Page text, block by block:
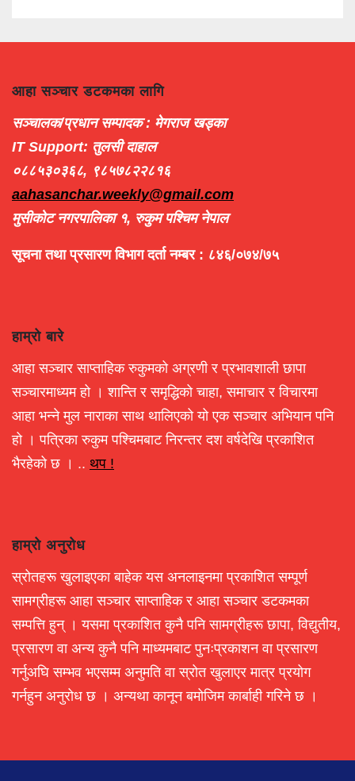
आहा सञ्चार डटकमका लागि
सञ्चालक/प्रधान सम्पादक : मेगराज खड्का
IT Support: तुलसी दाहाल
०८८५३०३६८, ९८५७८२२८१६
aahasanchar.weekly@gmail.com
मुसीकोट नगरपालिका १, रुकुम पश्चिम नेपाल
सूचना तथा प्रसारण विभाग दर्ता नम्बर : ८४६/०७४/७५
हाम्रो बारे
आहा सञ्चार साप्ताहिक रुकुमको अग्रणी र प्रभावशाली छापा
सञ्चारमाध्यम हो । शान्ति र समृद्धिको चाहा, समाचार र विचारमा
आहा भन्ने मुल नाराका साथ थालिएको यो एक सञ्चार अभियान पनि
हो । पत्रिका रुकुम पश्चिमबाट निरन्तर दश वर्षदेखि प्रकाशित
भैरहेको छ । .. थप !
हाम्रो अनुरोध
स्रोतहरू खुलाइएका बाहेक यस अनलाइनमा प्रकाशित सम्पूर्ण
सामग्रीहरू आहा सञ्चार साप्ताहिक र आहा सञ्चार डटकमका
सम्पत्ति हुन् । यसमा प्रकाशित कुनै पनि सामग्रीहरू छापा, विद्युतीय,
प्रसारण वा अन्य कुनै पनि माध्यमबाट पुनःप्रकाशन वा प्रसारण
गर्नुअघि सम्भव भएसम्म अनुमति वा स्रोत खुलाएर मात्र प्रयोग
गर्नहुन अनुरोध छ । अन्यथा कानून बमोजिम कार्बाही गरिने छ ।